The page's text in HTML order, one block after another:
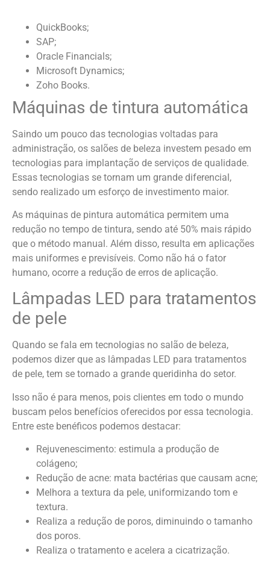
QuickBooks;
SAP;
Oracle Financials;
Microsoft Dynamics;
Zoho Books.
Máquinas de tintura automática
Saindo um pouco das tecnologias voltadas para
administração, os salões de beleza investem pesado em
tecnologias para implantação de serviços de qualidade.
Essas tecnologias se tornam um grande diferencial,
sendo realizado um esforço de investimento maior.
As máquinas de pintura automática permitem uma
redução no tempo de tintura, sendo até 50% mais rápido
que o método manual. Além disso, resulta em aplicações
mais uniformes e previsíveis. Como não há o fator
humano, ocorre a redução de erros de aplicação.
Lâmpadas LED para tratamentos
de pele
Quando se fala em tecnologias no salão de beleza,
podemos dizer que as lâmpadas LED para tratamentos
de pele, tem se tornado a grande queridinha do setor.
Isso não é para menos, pois clientes em todo o mundo
buscam pelos benefícios oferecidos por essa tecnologia.
Entre este benéficos podemos destacar:
Rejuvenescimento: estimula a produção de
colágeno;
Redução de acne: mata bactérias que causam acne;
Melhora a textura da pele, uniformizando tom e
textura.
Realiza a redução de poros, diminuindo o tamanho
dos poros.
Realiza o tratamento e acelera a cicatrização.